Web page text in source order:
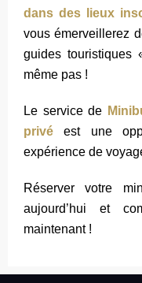
dans des lieux
vous émerveillerez
guides touristiques
même pas !
Le service de
privé est une
expérience de
Réserver votre
aujourd’hui et
maintenant !